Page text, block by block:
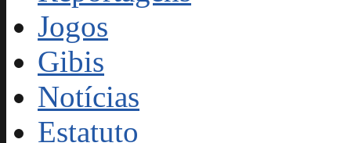
Jogos
Gibis
Notícias
Estatuto